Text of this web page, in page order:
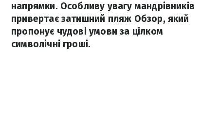
напрямки. Особливу увагу мандрівників
привертає затишний пляж Обзор, який
пропонує чудові умови за цілком
символічні гроші.